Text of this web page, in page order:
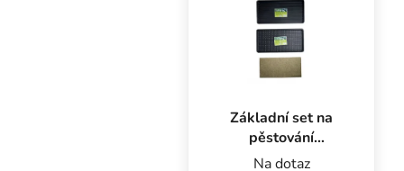
médium z...
Základní set na
pěstování
microgreens s LED
Na dotaz